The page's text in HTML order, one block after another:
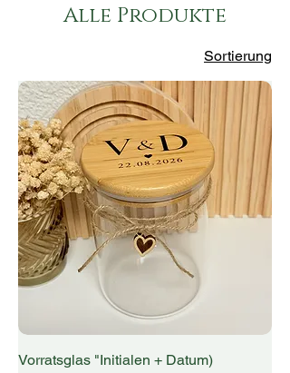
Alle Produkte
Sortierung
Vorratsglas "Initialen + Datum)